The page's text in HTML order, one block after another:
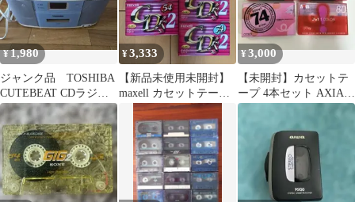
¥1,980
ジャンク品 TOSHIBA
CUTEBEAT CDラジカ
セ 本体
¥3,333
【新品未使用未開封】
maxell カセットテープ
54分74分5本セット
¥3,000
【未開封】カセットテ
ープ 4本セット AXIA
TDK DENON